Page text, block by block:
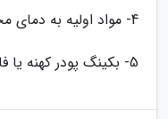
4- مواد اولیه به دمای محیط نرسیده است.
5- بکینگ پودر کهنه یا فاسد بوده است.